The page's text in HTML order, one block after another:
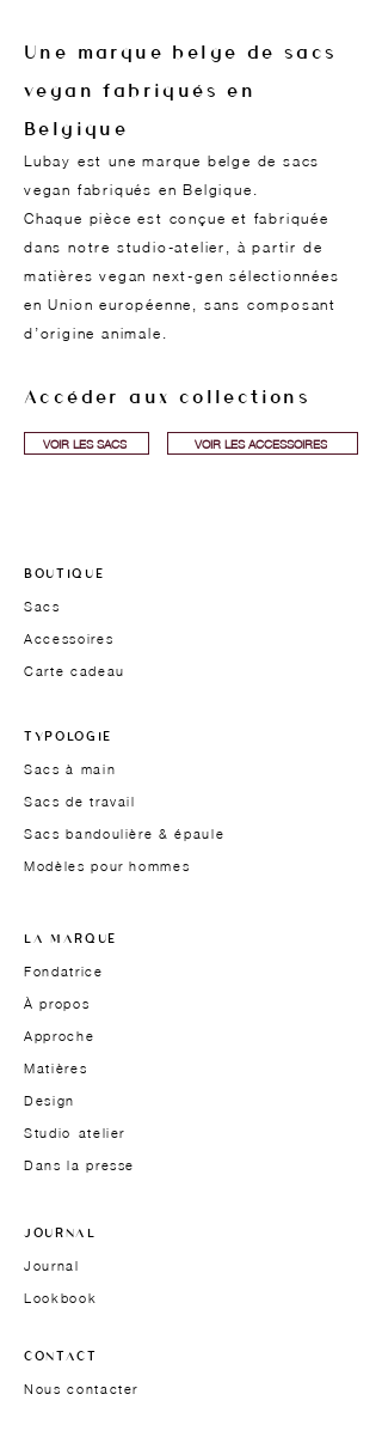
Une marque belge de sacs
vegan fabriqués en
Belgique
Lubay est une marque belge de sacs
vegan fabriqués en Belgique.
Chaque pièce est conçue et fabriquée
dans notre studio-atelier, à partir de
matières vegan next-gen sélectionnées
en Union européenne, sans composant
d’origine animale.
Accéder aux collections
VOIR LES SACS VOIR LES ACCESSOIRES
BOUTIQUE
Sacs
Accessoires
Carte cadeau
TYPOLOGIE
Sacs à main
Sacs de travail
Sacs bandoulière & épaule
Modèles pour hommes
LA MARQUE
Fondatrice
À propos
Approche
Matières
Design
Studio-atelier
Dans la presse
JOURNAL
Journal
Lookbook
CONTACT
Nous contacter